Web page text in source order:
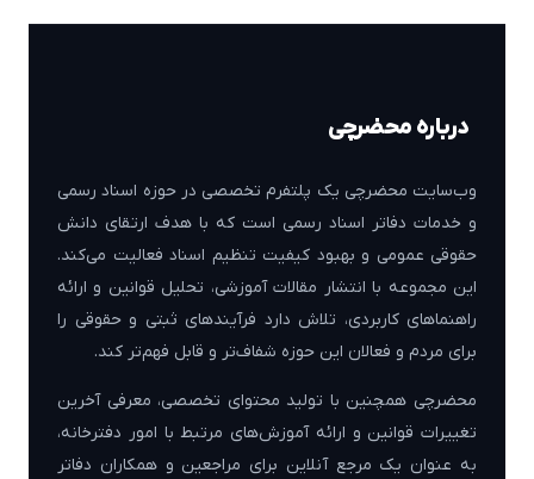
درباره محضرچی
وب‌سایت محضرچی یک پلتفرم تخصصی در حوزه اسناد رسمی
و خدمات دفاتر اسناد رسمی است که با هدف ارتقای دانش
حقوقی عمومی و بهبود کیفیت تنظیم اسناد فعالیت می‌کند.
این مجموعه با انتشار مقالات آموزشی، تحلیل قوانین و ارائه
راهنماهای کاربردی، تلاش دارد فرآیندهای ثبتی و حقوقی را
برای مردم و فعالان این حوزه شفاف‌تر و قابل فهم‌تر کند.
محضرچی همچنین با تولید محتوای تخصصی، معرفی آخرین
تغییرات قوانین و ارائه آموزش‌های مرتبط با امور دفترخانه،
به عنوان یک مرجع آنلاین برای مراجعین و همکاران دفاتر